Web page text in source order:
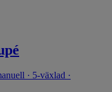
· 5-växlad ·